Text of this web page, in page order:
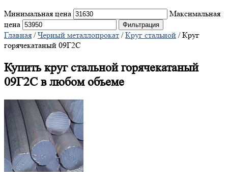
Минимальная цена
Максимальная
цена
Фильтрация
Главная /Черный металлопрокат /Круг стальной / Круг
горячекатаный 09Г2С
Купить круг стальной горячекатаный
09Г2С в любом объеме